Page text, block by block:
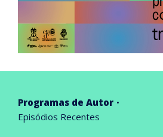
Programas de Autor
Episódios Recentes